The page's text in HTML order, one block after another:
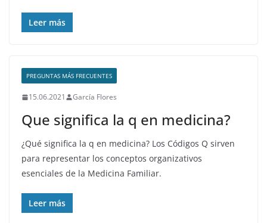
Leer más
PREGUNTAS MÁS FRECUENTES
15.06.2021 García Flores
Que significa la q en medicina?
¿Qué significa la q en medicina? Los Códigos Q sirven
para representar los conceptos organizativos
esenciales de la Medicina Familiar.
Leer más